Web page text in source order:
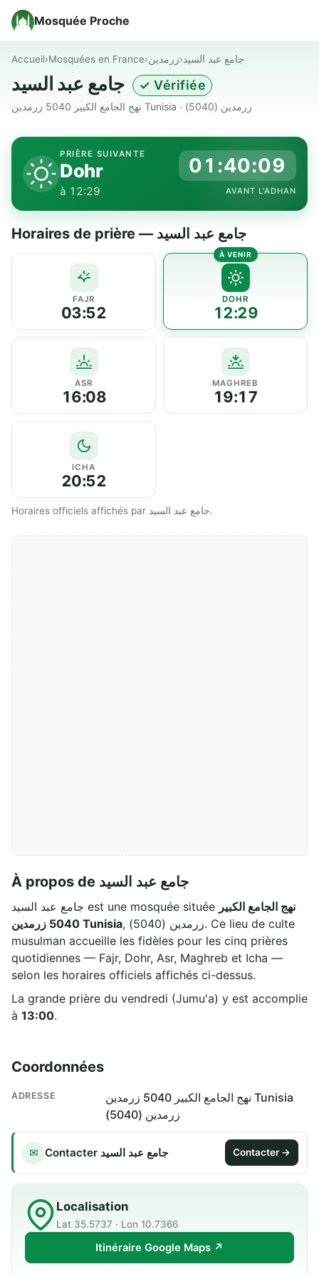
Mosquée Proche
Accueil›Mosquées en France›زرمدين›جامع عبد السيد
جامع عبد السيد ✓ Vérifiée
نهج الجامع الكبير 5040 زرمدين Tunisia · زرمدين (5040)
PRIÈRE SUIVANTE
Dohr
à 12:29
01:40:09
AVANT L'ADHAN
Horaires de prière — جامع عبد السيد
FAJR
03:52
DOHR
12:29
ASR
16:08
MAGHREB
19:17
ICHA
20:52
Horaires officiels affichés par جامع عبد السيد.
À propos de جامع عبد السيد
جامع عبد السيد est une mosquée située نهج الجامع الكبير
5040 زرمدين Tunisia, زرمدين (5040). Ce lieu de culte
musulman accueille les fidèles pour les cinq prières
quotidiennes — Fajr, Dohr, Asr, Maghreb et Icha —
selon les horaires officiels affichés ci-dessus.
La grande prière du vendredi (Jumu'a) y est accomplie
à 13:00.
Coordonnées
ADRESSE
نهج الجامع الكبير 5040 زرمدين Tunisia
زرمدين (5040)
✉ Contacter جامع عبد السيد Contacter →
Localisation
Lat 35.5737 · Lon 10.7366
Itinéraire Google Maps ↗